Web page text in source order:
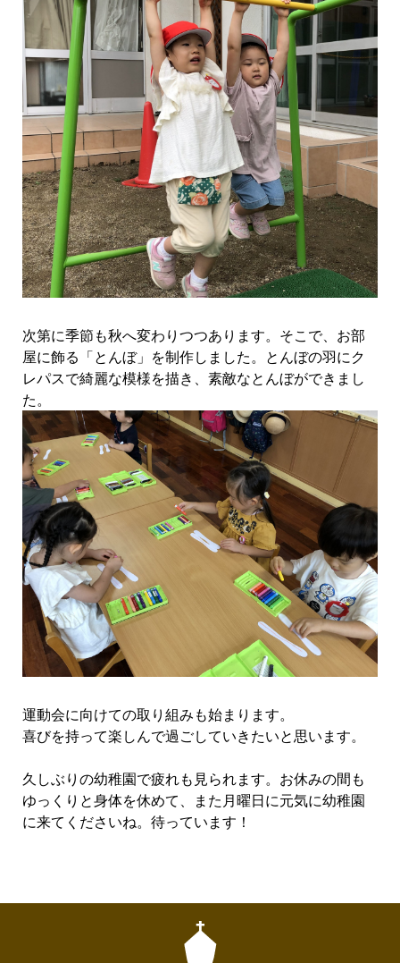
次第に季節も秋へ変わりつつあります。そこで、お部
屋に飾る「とんぼ」を制作しました。とんぼの羽にク
レパスで綺麗な模様を描き、素敵なとんぼができまし
た。
運動会に向けての取り組みも始まります。
喜びを持って楽しんで過ごしていきたいと思います。
久しぶりの幼稚園で疲れも見られます。お休みの間も
ゆっくりと身体を休めて、また月曜日に元気に幼稚園
に来てくださいね。待っています！